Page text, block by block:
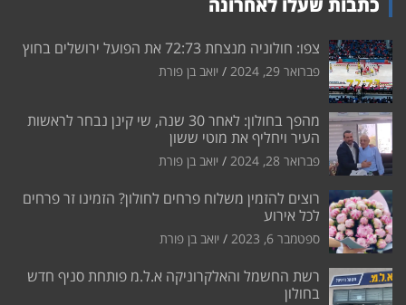
כתבות שעלו לאחרונה
צפו: חולוניה מנצחת 72:73 את הפועל ירושלים בחוץ
פברואר 29, 2024 יואב בן פורת
מהפך בחולון: לאחר 30 שנה, שי קינן נבחר לראשות
העיר ויחליף את מוטי ששון
פברואר 28, 2024 יואב בן פורת
רוצים להזמין משלוח פרחים לחולון? הזמינו זר פרחים
לכל אירוע
ספטמבר 6, 2023 יואב בן פורת
רשת החשמל והאלקרוניקה א.ל.מ פותחת סניף חדש
בחולון